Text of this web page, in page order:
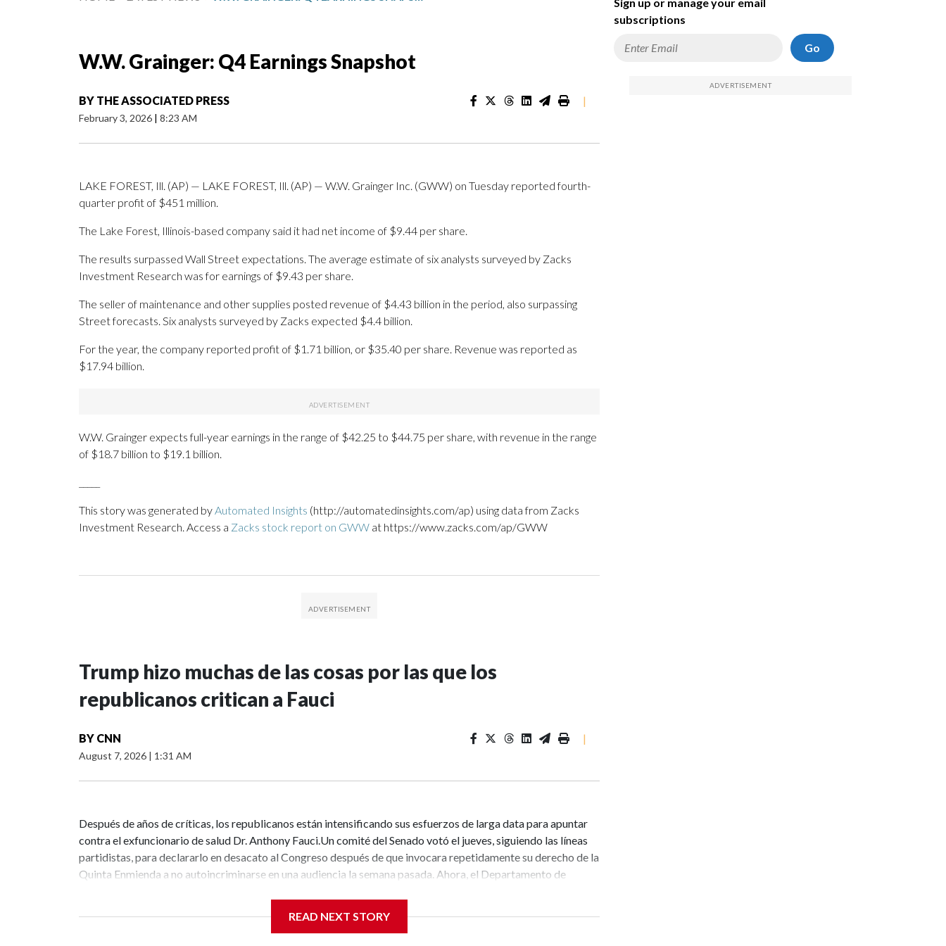
W.W. Grainger: Q4 Earnings Snapshot
BY THE ASSOCIATED PRESS
February 3, 2026 | 8:23 AM
|
LAKE FOREST, Ill. (AP) — LAKE FOREST, Ill. (AP) — W.W. Grainger Inc. (GWW) on Tuesday reported fourth-
quarter profit of $451 million.
The Lake Forest, Illinois-based company said it had net income of $9.44 per share.
The results surpassed Wall Street expectations. The average estimate of six analysts surveyed by Zacks
Investment Research was for earnings of $9.43 per share.
The seller of maintenance and other supplies posted revenue of $4.43 billion in the period, also surpassing
Street forecasts. Six analysts surveyed by Zacks expected $4.4 billion.
For the year, the company reported profit of $1.71 billion, or $35.40 per share. Revenue was reported as
$17.94 billion.
W.W. Grainger expects full-year earnings in the range of $42.25 to $44.75 per share, with revenue in the range
of $18.7 billion to $19.1 billion.
This story was generated byAutomated Insights (http://automatedinsights.com/ap) using data from Zacks
Investment Research. Access a Zacks stock report on GWW at https://www.zacks.com/ap/GWW
Trump hizo muchas de las cosas por las que los
republicanos critican a Fauci
BY CNN
August 7, 2026 | 1:31 AM
|
Después de años de críticas, los republicanos están intensificando sus esfuerzos de larga data para apuntar
contra el exfuncionario de salud Dr. Anthony Fauci.Un comité del Senado votó el jueves, siguiendo las líneas
partidistas, para declararlo en desacato al Congreso después de que invocara repetidamente su derecho de la
Quinta Enmienda a no autoincriminarse en una audiencia la semana pasada. Ahora, el Departamento de
después de que comenzara la pandemia de covid— también es un ejercicio selectivo para los republicanos.Y
READ NEXT STORY
subscriptions
Go